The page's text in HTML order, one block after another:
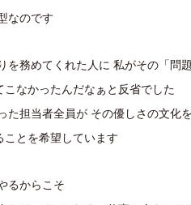
なのです
を務めてくれた人に 私がその「問
なかったんだなぁと反省でした
た担当者全員が その優しさの文化
ことを希望しています
るからこそ